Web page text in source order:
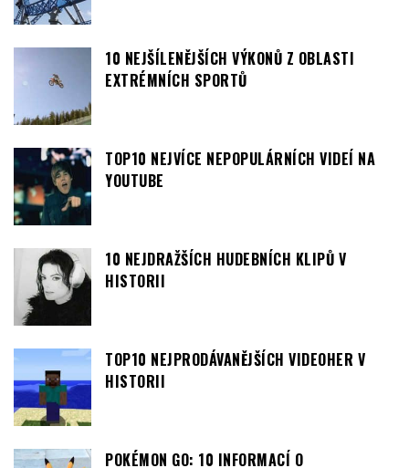
10 NEJŠÍLENĚJŠÍCH VÝKONŮ Z OBLASTI
EXTRÉMNÍCH SPORTŮ
TOP10 NEJVÍCE NEPOPULÁRNÍCH VIDEÍ NA
YOUTUBE
10 NEJDRAŽŠÍCH HUDEBNÍCH KLIPŮ V
HISTORII
TOP10 NEJPRODÁVANĚJŠÍCH VIDEOHER V
HISTORII
POKÉMON GO: 10 INFORMACÍ O